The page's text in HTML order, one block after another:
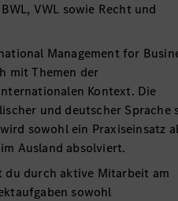
VWL sowie Recht und
Management for
mit Themen der
Kontext. Die
und deutscher Sprache
sowohl ein Praxiseinsatz
Ausland absolviert.
du durch aktive Mitarbeit am
sowohl